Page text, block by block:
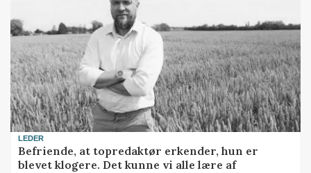
LEDER
Befriende, at topredaktør erkender, hun er
blevet klogere. Det kunne vi alle lære af